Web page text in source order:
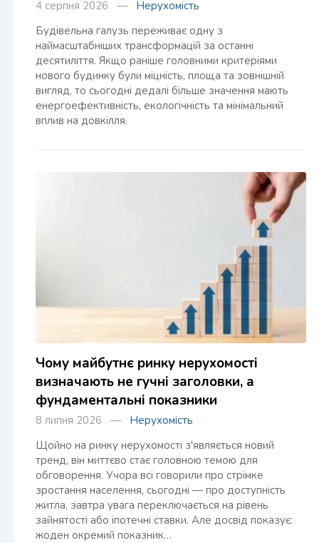
4 серпня 2026 — Нерухомість
Будівельна галузь переживає одну з
наймасштабніших трансформацій за останні
десятиліття. Якщо раніше головними критеріями
нового будинку були міцність, площа та зовнішній
вигляд, то сьогодні дедалі більше значення мають
енергоефективність, екологічність та мінімальний
вплив на довкілля.
Чому майбутнє ринку нерухомості
визначають не гучні заголовки, а
фундаментальні показники
8 липня 2026 — Нерухомість
Щойно на ринку нерухомості з'являється новий
тренд, він миттєво стає головною темою для
обговорення. Учора всі говорили про стрімке
зростання населення, сьогодні — про доступність
житла, завтра увага переключається на рівень
зайнятості або іпотечні ставки. Але досвід показує:
жоден окремий показник…